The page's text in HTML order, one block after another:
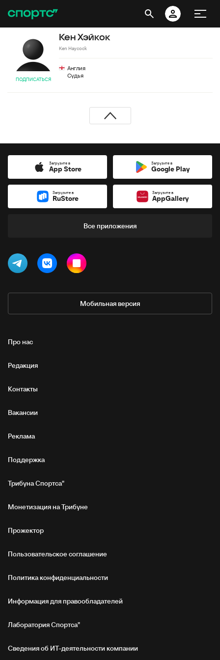
ПОДПИСАТЬСЯ
Кен Хэйкок
Ken Haycock
Англия
Судья
Загрузите в
App Store
Загрузите в
Google Play
Загрузите в
RuStore
Загрузите в
AppGallery
Все приложения
Мобильная версия
Про нас
Редакция
Контакты
Вакансии
Реклама
Поддержка
Трибуна Спортса"
Монетизация на Трибуне
Прожектор
Пользовательское соглашение
Политика конфиденциальности
Информация для правообладателей
Лаборатория Спортса"
Сведения об ИТ‑деятельности компании